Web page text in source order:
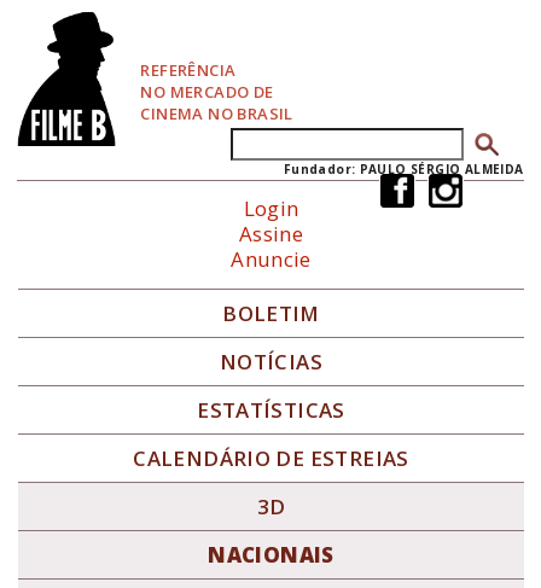
REFERÊNCIA
NO MERCADO DE
CINEMA NO BRASIL
Formulário de busca
Fundador: PAULO SÉRGIO ALMEIDA
Login
Assine
Anuncie
BOLETIM
NOTÍCIAS
ESTATÍSTICAS
CALENDÁRIO DE ESTREIAS
3D
NACIONAIS